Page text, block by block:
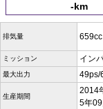
-km
排気量 659cc
ミッション イン
最大出力 49ps/
生産期間
2014
5年09